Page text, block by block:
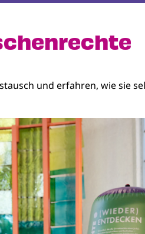
und erfahren, wie sie